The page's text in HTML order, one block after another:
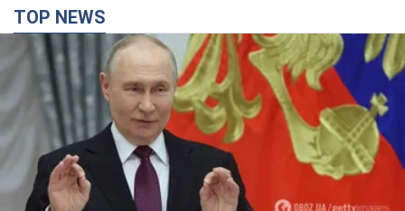
Дрони атакували НПЗ у Нижньокамську: після
вибухів було видно дим. Відео
Місцеві активно публікували фото та відео
4 години тому 4,5 т.
Україна готує Чорнобиль до чергової спроби
вторгнення з боку Росії – медіа